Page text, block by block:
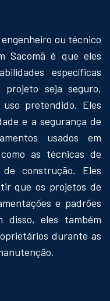
ou técnico
Sacomã é que eles
específicas
seja seguro,
pretendido. Eles
e a segurança de
usados em
as técnicas de
construção. Eles
que os projetos de
e padrões
disso, eles também
durante as